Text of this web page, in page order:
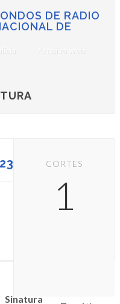
Arquivo web
DE RADIO
DE
CORTES
1
Sinatura